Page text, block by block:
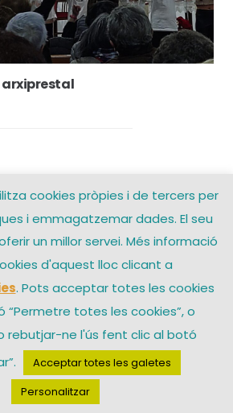
privacitat
Coloma de Gramenet – Una web de
cookies pròpies i de tercers per
i emmagatzemar dades. El seu
un millor servei. Més informació
d'aquest lloc clicant a
. Pots acceptar totes les cookies
“Permetre totes les cookies”, o
rebutjar-ne l'ús fent clic al botó
Acceptar totes les galetes
Personalitzar